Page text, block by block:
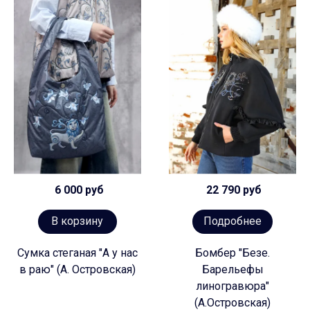
6 000 руб
В корзину
Сумка стеганая "А у нас
в раю" (А. Островская)
22 790 руб
Подробнее
Бомбер "Безе.
Барельефы
линогравюра"
(А.Островская)